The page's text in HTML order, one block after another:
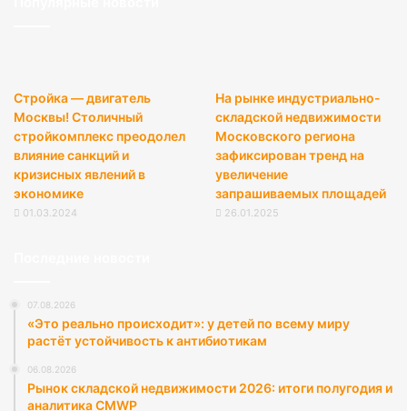
Стройка — двигатель
Москвы! Столичный
стройкомплекс преодолел
влияние санкций и
кризисных явлений в
экономике
01.03.2024
На рынке индустриально-
складской недвижимости
Московского региона
зафиксирован тренд на
увеличение
запрашиваемых площадей
26.01.2025
07.08.2026
«Это реально происходит»: у детей по всему миру
растёт устойчивость к антибиотикам
06.08.2026
Рынок складской недвижимости 2026: итоги полугодия и
аналитика CMWP